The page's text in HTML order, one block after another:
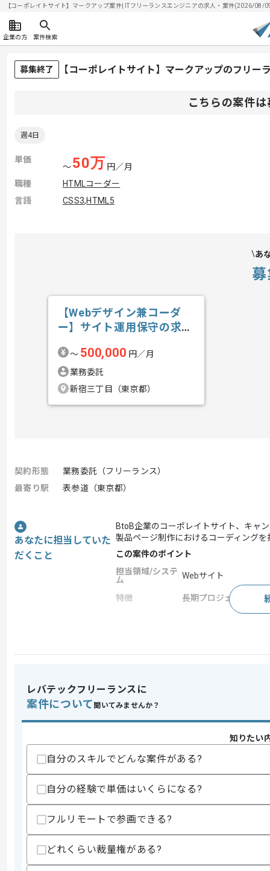
【コーポレイトサイト】マークアップ案件| ITフリーランスエンジニアの求人・案件(2026/08/
企業の方 案件検索
募集終了 【コーポレイトサイト】マークアップのフリー
こちらの案件
週4日
単価
〜50万 円／月
職種
HTMLコーダー
言語
CSS3,HTML5
あ
【Webデザイン兼コーダ
ー】サイト運用保守の求
〜 500,000 円／月
業務委託
新宿三丁目（東京都）
契約形態
業務委託（フリーランス）
最寄り駅
表参道（東京都）
あなたに担当していた
だくこと
BtoB企業のコーポレイトサイト、キャ
製品ページ制作におけるコーディング
この案件のポイント
担当領域/システ
ム
Webサイト
特徴 長期プロジェクト , 新
スキル
・JavaScript(jQuery)を使用した制作経
・PHPでの開発経験1年以上
・WordPressでの構築及びテンプレー
・Gitの経験1年以上
歓迎スキル
・LAMP環境の構築経験
上記に似た経験やスキルをお持ちであれば
精算条件
有
レバテックフリーランスに
案件について 聞いてみませんか？
知りたい
自分のスキルでどんな案件がある?
自分の経験で単価はいくらになる?
フルリモートで参画できる?
どれくらい裁量権がある?